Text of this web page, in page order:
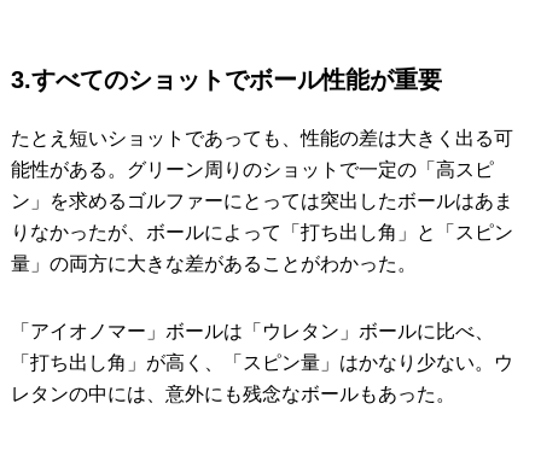
3.すべてのショットでボール性能が重要
たとえ短いショットであっても、性能の差は大きく出る可
能性がある。グリーン周りのショットで一定の「高スピ
ン」を求めるゴルファーにとっては突出したボールはあま
りなかったが、ボールによって「打ち出し角」と「スピン
量」の両方に大きな差があることがわかった。
「アイオノマー」ボールは「ウレタン」ボールに比べ、
「打ち出し角」が高く、「スピン量」はかなり少ない。ウ
レタンの中には、意外にも残念なボールもあった。